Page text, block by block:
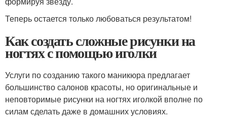
Теперь остается только любоваться результатом!
Как создать сложные рисунки на
ногтях с помощью иголки
Услуги по созданию такого маникюра предлагает
большинство салонов красоты, но оригинальные и
неповторимые рисунки на ногтях иголкой вполне по
силам сделать даже в домашних условиях.